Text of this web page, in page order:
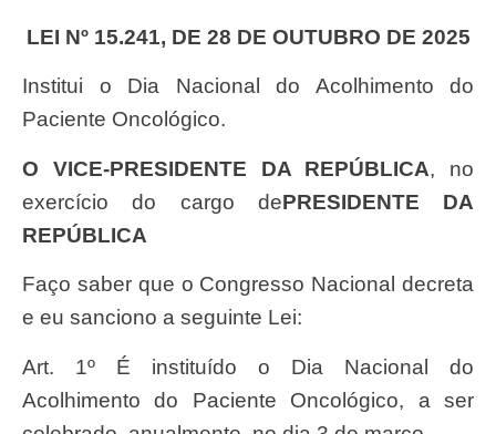
LEI Nº 15.241, DE 28 DE OUTUBRO DE 2025
Institui o Dia Nacional do Acolhimento do
Paciente Oncológico.
O VICE-PRESIDENTE DA REPÚBLICA, no
exercício do cargo dePRESIDENTE DA
REPÚBLICA
Faço saber que o Congresso Nacional decreta
e eu sanciono a seguinte Lei:
Art. 1º É instituído o Dia Nacional do
Acolhimento do Paciente Oncológico, a ser